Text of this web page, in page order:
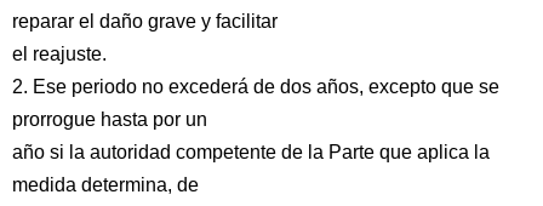
reparar el daño grave y facilitar
el reajuste.
2. Ese periodo no excederá de dos años, excepto que se
prorrogue hasta por un
año si la autoridad competente de la Parte que aplica la
medida determina, de